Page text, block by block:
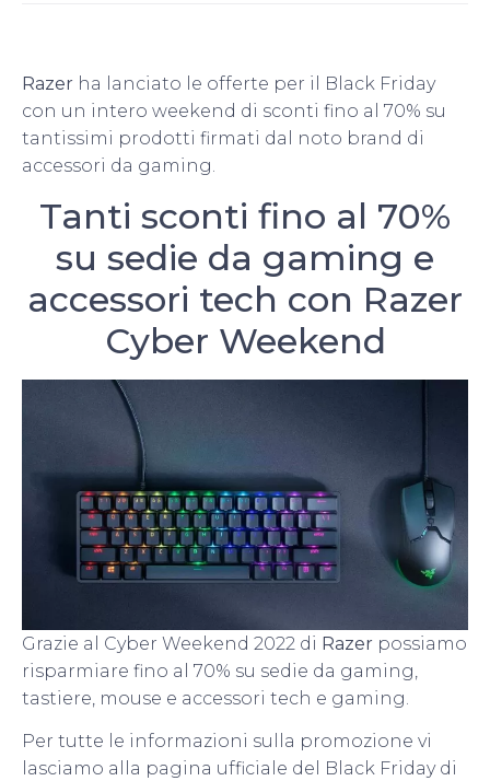
Razer ha lanciato le offerte per il Black Friday
con un intero weekend di sconti fino al 70% su
tantissimi prodotti firmati dal noto brand di
accessori da gaming.
Tanti sconti fino al 70%
su sedie da gaming e
accessori tech con Razer
Cyber Weekend
Grazie al Cyber Weekend 2022 di Razer possiamo
risparmiare fino al 70% su sedie da gaming,
tastiere, mouse e accessori tech e gaming.
Per tutte le informazioni sulla promozione vi
lasciamo alla pagina ufficiale del Black Friday di